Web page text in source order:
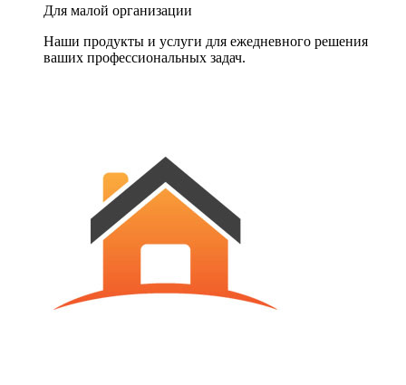
Для малой организации
Наши продукты и услуги для ежедневного решения
ваших профессиональных задач.